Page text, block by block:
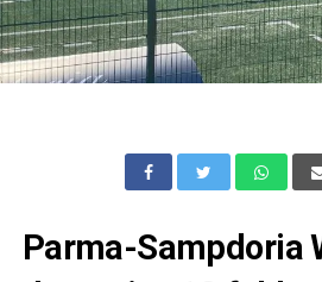
Parma-Sampdoria